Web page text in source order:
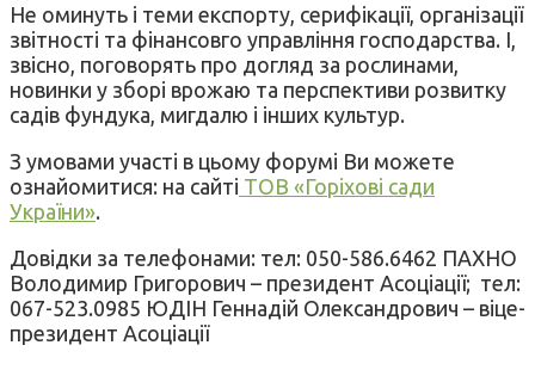
Не оминуть і теми експорту, серифікації, організації
звітності та фінансовго управління господарства. І,
звісно, поговорять про догляд за рослинами,
новинки у зборі врожаю та перспективи розвитку
садів фундука, мигдалю і інших культур.
З умовами участі в цьому форумі Ви можете
ознайомитися: на сайті ТОВ «Горіхові сади
України».
Довідки за телефонами: тел: 050-586.6462 ПАХНО
Володимир Григорович – президент Асоціації; тел:
067-523.0985 ЮДІН Геннадій Олександрович – віце-
президент Асоціації